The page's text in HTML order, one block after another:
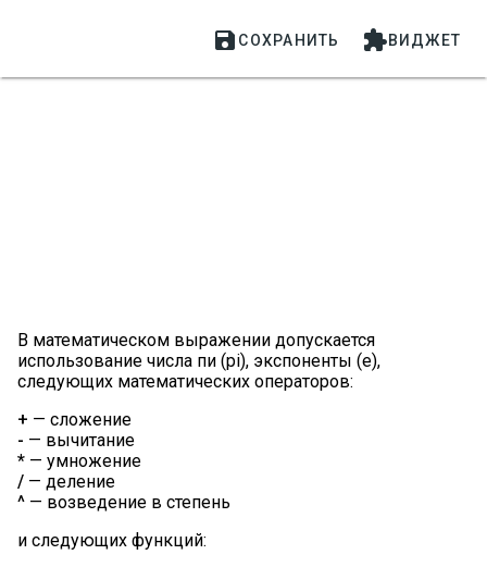
 СОХРАНИТЬ ВИДЖЕТ
В математическом выражении допускается
использование числа пи (pi), экспоненты (e),
следующих математических операторов:
+ — сложение
- — вычитание
* — умножение
/ — деление
^ — возведение в степень
и следующих функций: